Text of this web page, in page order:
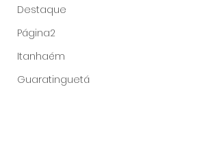
Destaque
Página2
Itanhaém
Guaratinguetá